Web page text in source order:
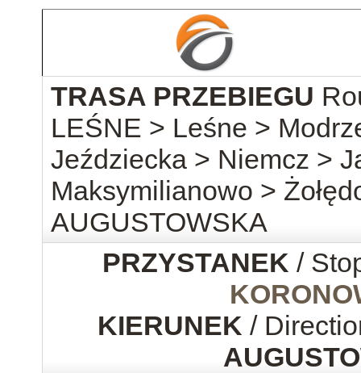
TRASA PRZEBIEGU
LEŚNE > Leśne >
Jeździecka > Niemcz >
Maksymilianowo >
AUGUSTOWSKA
PRZYSTANEK /
KIERUNEK /